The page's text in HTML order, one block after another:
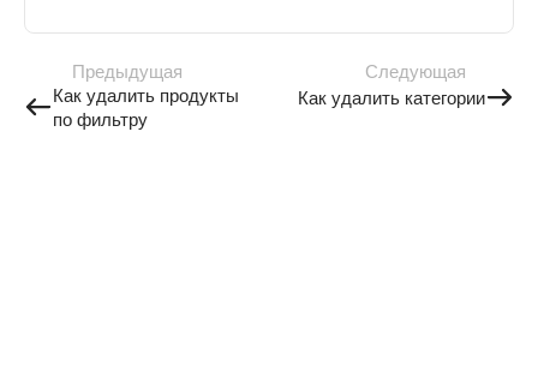
Предыдущая
Как удалить продукты
по фильтру
Следующая
Как удалить категории